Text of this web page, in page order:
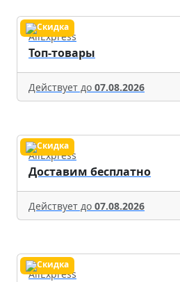
AliExpress
Топ-товары
Действует до 07.08.2026
AliExpress
Доставим бесплатно
Действует до 07.08.2026
AliExpress